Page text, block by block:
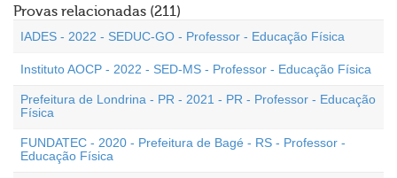
Provas relacionadas (211)
IADES - 2022 - SEDUC-GO - Professor - Educação Física
Instituto AOCP - 2022 - SED-MS - Professor - Educação Física
Prefeitura de Londrina - PR - 2021 - PR - Professor - Educação
Física
FUNDATEC - 2020 - Prefeitura de Bagé - RS - Professor -
Educação Física